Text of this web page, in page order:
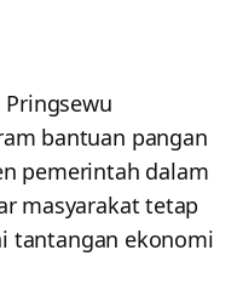
bantuan pangan
pemerintah dalam
masyarakat tetap
tantangan ekonomi